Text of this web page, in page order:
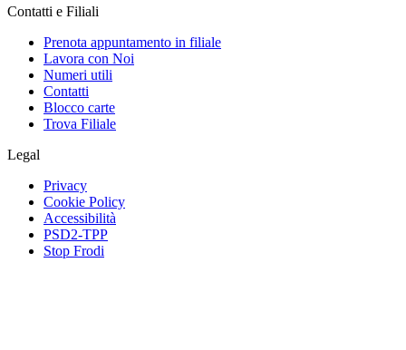
Contatti e Filiali
Prenota appuntamento in filiale
Lavora con Noi
Numeri utili
Contatti
Blocco carte
Trova Filiale
Legal
Privacy
Cookie Policy
Accessibilità
PSD2-TPP
Stop Frodi